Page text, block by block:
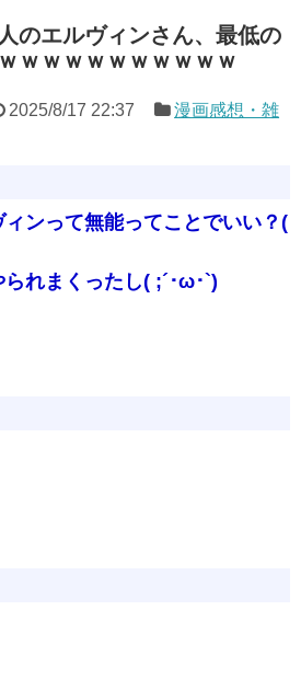
のエルヴィンさん、最低の
ｗｗｗｗｗｗｗｗｗｗ
2025/8/17 22:37
漫画感想・雑
ンって無能ってことでいい？(
れまくったし( ;´･ω･`)